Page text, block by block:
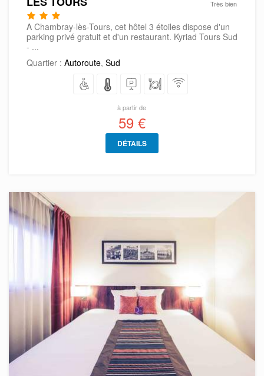
Très bien
A Chambray-lès-Tours, cet hôtel 3 étoiles dispose d'un
parking privé gratuit et d'un restaurant. Kyriad Tours Sud
- ...
Quartier : Autoroute, Sud
à partir de
59 €
DÉTAILS